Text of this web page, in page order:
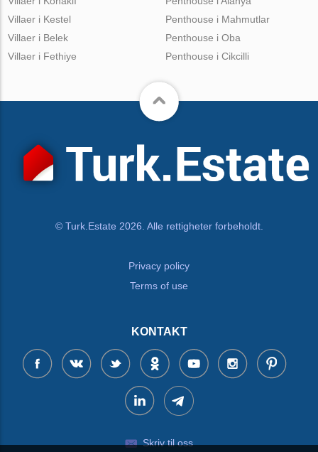
Villaer i Kestel
Villaer i Belek
Villaer i Fethiye
Penthouse i Mahmutlar
Penthouse i Oba
Penthouse i Cikcilli
© Turk.Estate 2026. Alle rettigheter forbeholdt.
Privacy policy
Terms of use
KONTAKT
Skriv til oss